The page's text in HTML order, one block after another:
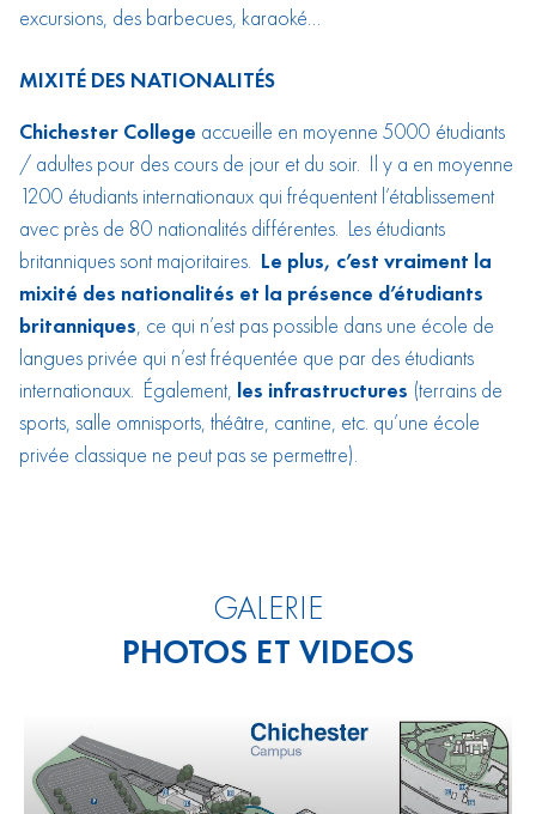
excursions, des barbecues, karaoké…
MIXITÉ DES NATIONALITÉS
Chichester College accueille en moyenne 5000 étudiants
/ adultes pour des cours de jour et du soir. Il y a en moyenne
1200 étudiants internationaux qui fréquentent l’établissement
avec près de 80 nationalités différentes. Les étudiants
britanniques sont majoritaires. Le plus, c’est vraiment la
mixité des nationalités et la présence d’étudiants
britanniques, ce qui n’est pas possible dans une école de
langues privée qui n’est fréquentée que par des étudiants
internationaux. Également, les infrastructures (terrains de
sports, salle omnisports, théâtre, cantine, etc. qu’une école
privée classique ne peut pas se permettre).
GALERIE
PHOTOS ET VIDEOS